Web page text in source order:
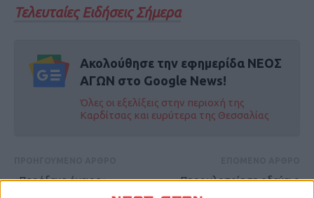
Τελευταίες Ειδήσεις Σήμερα
Ακολούθησε την εφημερίδα ΝΕΟΣ
ΑΓΩΝ στο Google News!
Όλες οι εξελίξεις στην περιοχή της
Καρδίτσας και ευρύτερα της Θεσσαλίας
«Παράξενα όνειρα»
Προς υλοποίηση οδεύει ο
Πολυχώρος Κοινωνικής